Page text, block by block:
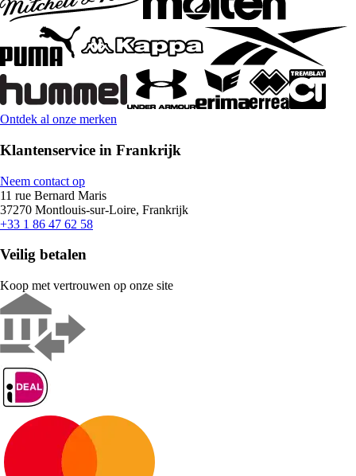
Ontdek al onze merken
Klantenservice in Frankrijk
Neem contact op
11 rue Bernard Maris
37270 Montlouis-sur-Loire, Frankrijk
+33 1 86 47 62 58
Veilig betalen
Koop met vertrouwen op onze site